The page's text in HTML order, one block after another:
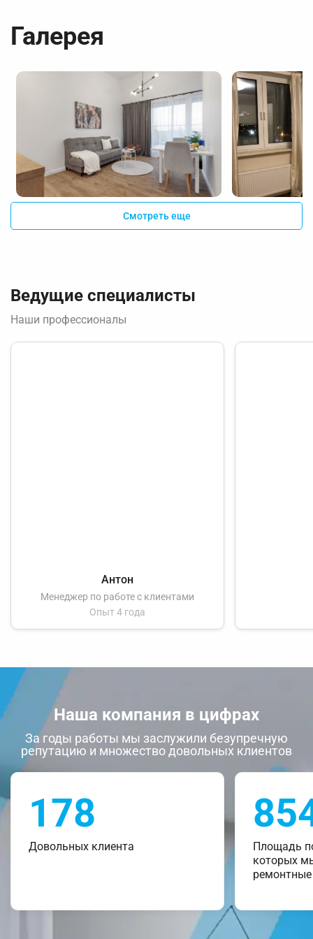
Галерея
Смотреть еще
Ведущие специалисты
Наши профессионалы
Антон
Менеджер по работе с клиентами
Опыт 4 года
Наша компания в цифрах
За годы работы мы заслужили безупречную
репутацию и множество довольных клиентов
178
Довольных клиента
Площадь
которых